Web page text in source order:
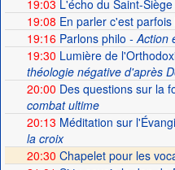
19:03 L'écho du Saint-Siège
19:08 En parler c'est parfois
19:16Parlons philo - Action
19:30 Lumière de
théologie négative d'après
20:00 Des questions sur la
combat ultime
20:13 Méditation sur
la croix
20:30 Chapelet pour les